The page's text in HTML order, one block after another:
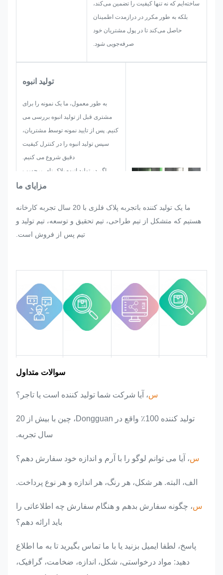
ساخته‌ایم که نه تنها کیفیت را تضمین می‌کند،
بلکه به طور مکرر در درازمدت اطمینان
حاصل می‌کند تا در پول مشتریان خود
صرفه‌جویی شود.
تولید انبوه
به طور معمول، ما یک نمونه را برای
مشتری قبل از تولید انبوه بررسی می
کنیم. پس از تایید نمونه توسط مشتریان،
سپس تولید انبوه را در کنترل کیفیت
دقیق شروع می کنیم.
اگر در تولید انبوه پلاک نام، برچسب
فلزی، برچسب فلزی و برچسب به طور
باشد، ما تمام تلاش خود را خواهیم کرد تا
در صورت امکان اصلاح، آن را برآورده
کنیم.
می شود.
مزایای ما
ما یک تولید کننده باتجربه پلاک فلزی با 20 سال تجربه کارخانه
هستیم که متشکل از تیم طراحی، تیم تحقیق و توسعه، تیم تولید و
تیم پس از فروش است.
مزایای محصول
سوالات متداول
، آیا شرکت شما تولید کننده است یا تاجر؟
تولید کننده 100٪ واقع در Dongguan، چین با بیش از 20
سال تجربه.
، آیا می توانم لوگو را با آرم و اندازه خود سفارش دهم؟
الف، البته. هر شکل، هر رنگ، هر اندازه و هر نوع پرداخت.
، چگونه سفارش بدهم و هنگام سفارش چه اطلاعاتی را
باید ارائه دهم؟
پاسخ، لطفا ایمیل بزنید یا با ما تماس بگیرید تا به ما اطلاع
دهید: مواد درخواستی، شکل، اندازه، ضخامت، گرافیک،